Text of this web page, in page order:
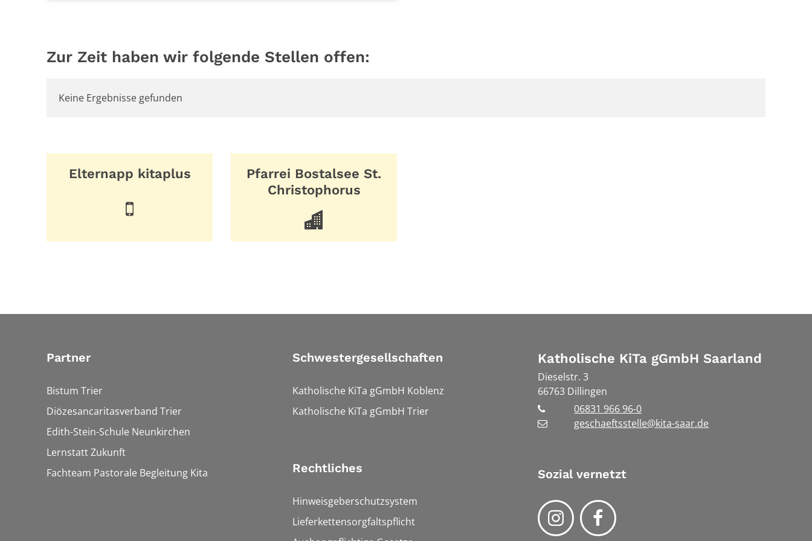
Zur Zeit haben wir folgende Stellen offen:
Keine Ergebnisse gefunden
Elternapp kitaplus
Pfarrei Bostalsee St.
Christophorus
Partner
Bistum Trier
Diözesancaritasverband Trier
Edith-Stein-Schule Neunkirchen
Lernstatt Zukunft
Fachteam Pastorale Begleitung Kita
Schwestergesellschaften
Katholische KiTa gGmbH Koblenz
Katholische KiTa gGmbH Trier
Rechtliches
Hinweisgeberschutzsystem
Lieferkettensorgfaltspflicht
Katholische KiTa gGmbH Saarland
Dieselstr. 3
66763 Dillingen
06831 966 96-0
geschaeftsstelle@kita-saar.de
Sozial vernetzt